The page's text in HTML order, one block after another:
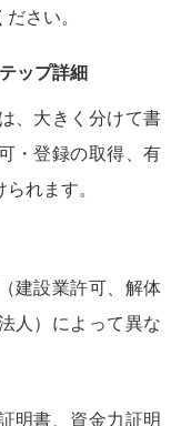
さい。
ップ詳細
、大きく分けて書
・登録の取得、有
れます。
建設業許可、解体
人）によって異な
明書、資金力証明